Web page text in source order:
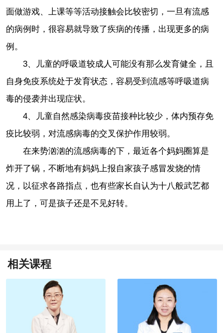
面做游戏、上课等等活动接触会比较密切，一旦有流感
的病例时，很容易就导致了疾病的传播，出现更多的病
例。
3、儿童的呼吸道较成人可能没有那么发育健全，且
自身免疫系统处于发育状态，容易受到流感等呼吸道病
毒的侵袭并出现症状。
4、儿童自然感染病毒疫苗接种比较少，体内预存免
疫比较弱，对流感病毒的交叉保护作用较弱。
在来势汹汹的流感病毒的下，最近各个妈妈圈算是
炸开了锅，不断地有妈妈上报自家孩子感冒发烧的情
况，以征求各路指点，也有些家长自认为十八般武艺都
用上了，可是孩子还是不见好转。
相关课程